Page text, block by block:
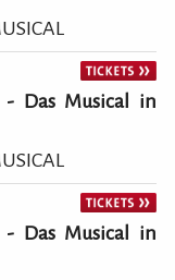
- Das Musical in
- Das Musical in